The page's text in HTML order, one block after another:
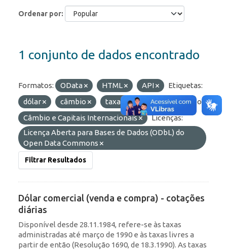
Ordenar por
1 conjunto de dados encontrado
Formatos: OData HTML API
Etiquetas:
dólar
câmbio taxas diárias
Grupos:
Câmbio e Capitais Internacionais
Licenças:
Licença Aberta para Bases de Dados (ODbL) do
Open Data Commons
Filtrar Resultados
Dólar comercial (venda e compra) - cotações
diárias
Disponível desde 28.11.1984, refere-se às taxas
administradas até março de 1990 e às taxas livres a
partir de então (Resolução 1690, de 18.3.1990). As taxas